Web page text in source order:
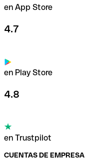
en App Store
4.7
en Play Store
4.8
en Trustpilot
CUENTAS DE EMPRESA